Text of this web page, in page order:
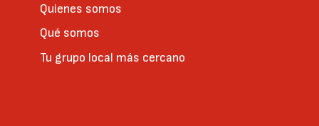
Quienes somos
Qué somos
Tu grupo local más cercano